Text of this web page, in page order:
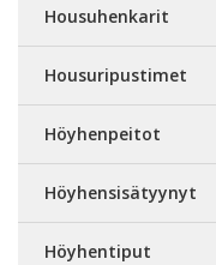
Housuhenkarit
Housuripustimet
Höyhenpeitot
Höyhensisätyynyt
Höyhentiput